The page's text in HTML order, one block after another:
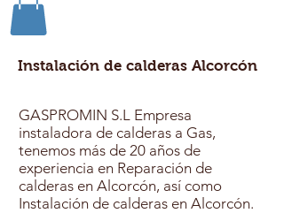
Instalación de calderas Alcorcón
GASPROMIN S.L Empresa
instaladora de calderas a Gas,
tenemos más de 20 años de
experiencia en Reparación de
calderas en Alcorcón, así como
Instalación de calderas en Alcorcón.